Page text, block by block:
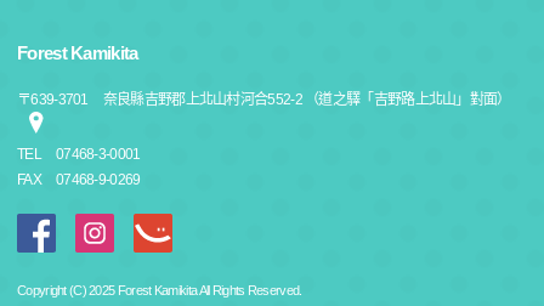
Forest Kamikita
〒639-3701 奈良縣吉野郡上北山村河合552-2 （道之驛「吉野路上北山」對面）
TEL
07468-3-0001
FAX
07468-9-0269
Copyright (C) 2025 Forest Kamikita All Rights Reserved.